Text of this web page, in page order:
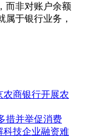
而非对账户余额
于银行业务，
农商银行开展农
措并举促消费
科技企业融资难